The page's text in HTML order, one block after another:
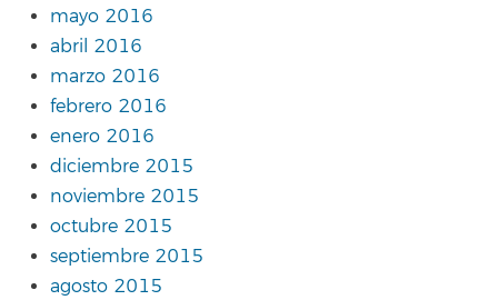
mayo 2016
abril 2016
marzo 2016
febrero 2016
enero 2016
diciembre 2015
noviembre 2015
octubre 2015
septiembre 2015
agosto 2015